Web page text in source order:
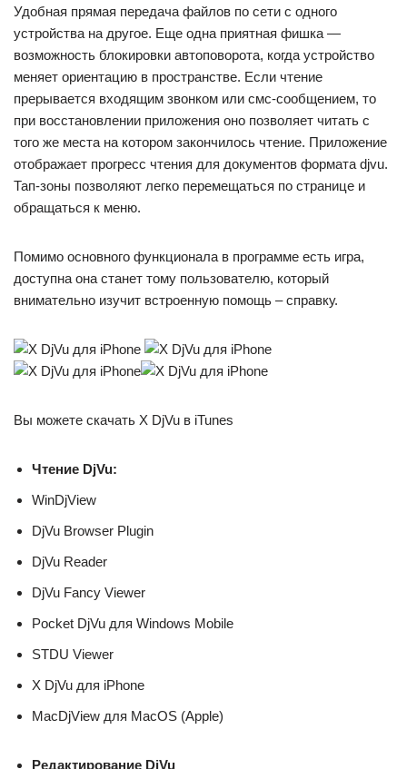
Удобная прямая передача файлов по сети с одного
устройства на другое. Еще одна приятная фишка —
возможность блокировки автоповорота, когда устройство
меняет ориентацию в пространстве. Если чтение
прерывается входящим звонком или смс-сообщением, то
при восстановлении приложения оно позволяет читать с
того же места на котором закончилось чтение. Приложение
отображает прогресс чтения для документов формата djvu.
Тап-зоны позволяют легко перемещаться по странице и
обращаться к меню.
Помимо основного функционала в программе есть игра,
доступна она станет тому пользователю, который
внимательно изучит встроенную помощь – справку.
Вы можете скачать X DjVu в iTunes
Чтение DjVu:
WinDjView
DjVu Browser Plugin
DjVu Reader
DjVu Fancy Viewer
Pocket DjVu для Windows Mobile
STDU Viewer
X DjVu для iPhone
MacDjView для MacOS (Apple)
Редактирование DjVu